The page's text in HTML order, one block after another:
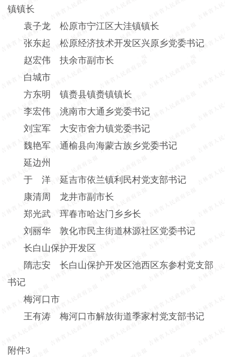
镇镇长
袁子龙 松原市宁江区大洼镇镇长
张东起 松原经济技术开发区兴原乡党委书记
赵宏伟 扶余市副市长
白城市
方东明 镇赉县镇赉镇镇长
李宏伟 洮南市大通乡党委书记
刘宝军 大安市舍力镇党委书记
魏艳军 通榆县向海蒙古族乡党委书记
延边州
于 洋 延吉市依兰镇利民村党支部书记
康清周 龙井市副市长
郑光武 珲春市哈达门乡乡长
刘丽华 敦化市民主街道林源社区党委书记
长白山保护开发区
隋志安 长白山保护开发区池西区东参村党支部
书记
梅河口市
王有涛 梅河口市解放街道季家村党支部书记
附件3